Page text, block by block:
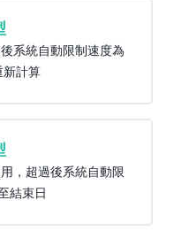
系統自動限制速度為
新計算
，超過後系統自動限
結束日